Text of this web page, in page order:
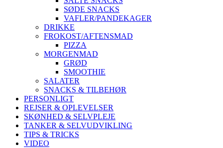
SØDE SNACKS
VAFLER/PANDEKAGER
DRIKKE
FROKOST/AFTENSMAD
PIZZA
MORGENMAD
GRØD
SMOOTHIE
SALATER
SNACKS & TILBEHØR
PERSONLIGT
REJSER & OPLEVELSER
SKØNHED & SELVPLEJE
TANKER & SELVUDVIKLING
TIPS & TRICKS
VIDEO